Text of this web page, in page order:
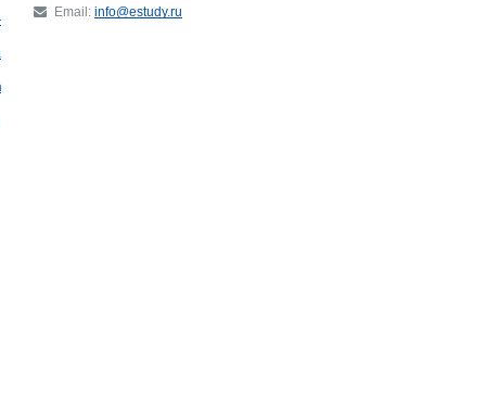
Email: info@estudy.ru